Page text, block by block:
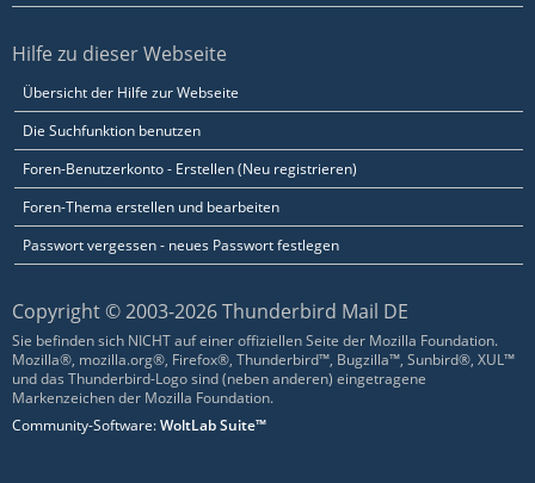
Hilfe zu dieser Webseite
Übersicht der Hilfe zur Webseite
Die Suchfunktion benutzen
Foren-Benutzerkonto - Erstellen (Neu registrieren)
Foren-Thema erstellen und bearbeiten
Passwort vergessen - neues Passwort festlegen
Copyright © 2003-2026 Thunderbird Mail DE
Sie befinden sich NICHT auf einer offiziellen Seite der Mozilla Foundation.
Mozilla®, mozilla.org®, Firefox®, Thunderbird™, Bugzilla™, Sunbird®, XUL™
und das Thunderbird-Logo sind (neben anderen) eingetragene
Markenzeichen der Mozilla Foundation.
Community-Software:WoltLab Suite™